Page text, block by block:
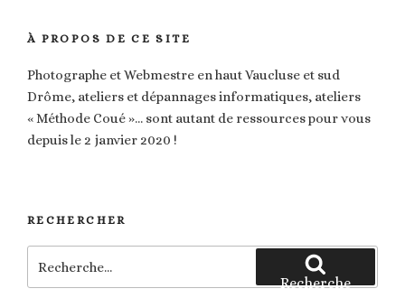
À PROPOS DE CE SITE
Photographe et Webmestre en haut Vaucluse et sud
Drôme, ateliers et dépannages informatiques, ateliers
« Méthode Coué »… sont autant de ressources pour vous
depuis le 2 janvier 2020 !
RECHERCHER
pour
Recherche